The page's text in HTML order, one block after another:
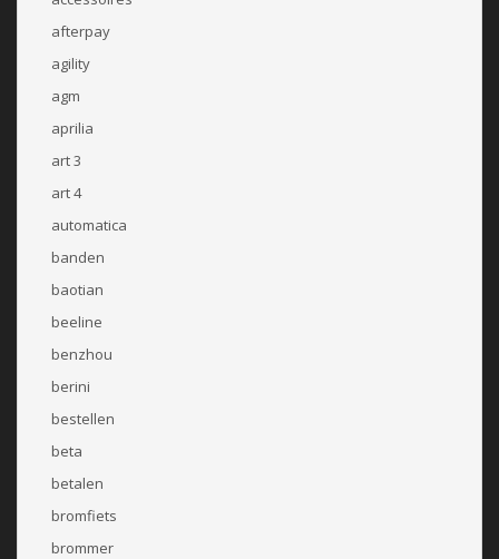
afterpay
agility
agm
aprilia
art 3
art 4
automatica
banden
baotian
beeline
benzhou
berini
bestellen
beta
betalen
bromfiets
brommer